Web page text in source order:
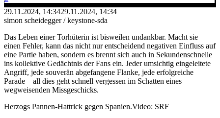
29.11.2024, 14:3429.11.2024, 14:34
simon scheidegger / keystone-sda
Das Leben einer Torhüterin ist bisweilen undankbar. Macht sie
einen Fehler, kann das nicht nur entscheidend negativen Einfluss auf
eine Partie haben, sondern es brennt sich auch in Sekundenschnelle
ins kollektive Gedächtnis der Fans ein. Jeder umsichtig eingeleitete
Angriff, jede souverän abgefangene Flanke, jede erfolgreiche
Parade – all dies geht schnell vergessen im Schatten eines
wegweisenden Missgeschicks.
Herzogs Pannen-Hattrick gegen Spanien.Video: SRF